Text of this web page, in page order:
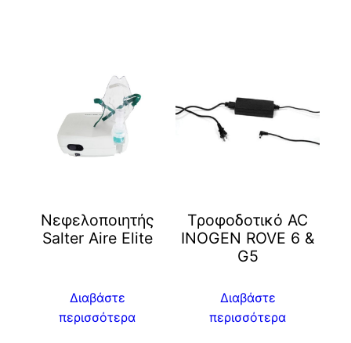
Νεφελοποιητής
Salter Aire Elite
Διαβάστε
περισσότερα
Τροφοδοτικό AC
INOGEN ROVE 6 &
G5
Διαβάστε
περισσότερα